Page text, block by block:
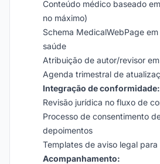
Conteúdo médico baseado
no máximo)
Schema MedicalWebPage
saúde
Atribuição de autor/revisor
Agenda trimestral de
Integração de conformidade:
Revisão jurídica no fluxo de
Processo de consentimento
depoimentos
Templates de aviso legal
Acompanhamento: